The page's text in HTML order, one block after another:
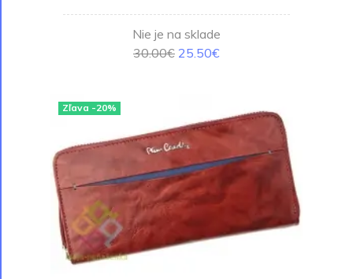
Nie je na sklade
30.00€ 25.50€
Zľava -20%